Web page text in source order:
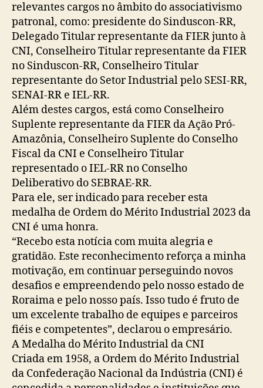
relevantes cargos no âmbito do associativismo
patronal, como: presidente do Sinduscon-RR,
Delegado Titular representante da FIER junto à
CNI, Conselheiro Titular representante da FIER
no Sinduscon-RR, Conselheiro Titular
representante do Setor Industrial pelo SESI-RR,
SENAI-RR e IEL-RR.
Além destes cargos, está como Conselheiro
Suplente representante da FIER da Ação Pró-
Amazônia, Conselheiro Suplente do Conselho
Fiscal da CNI e Conselheiro Titular
representado o IEL-RR no Conselho
Deliberativo do SEBRAE-RR.
Para ele, ser indicado para receber esta
medalha de Ordem do Mérito Industrial 2023 da
CNI é uma honra.
“Recebo esta notícia com muita alegria e
gratidão. Este reconhecimento reforça a minha
motivação, em continuar perseguindo novos
desafios e empreendendo pelo nosso estado de
Roraima e pelo nosso país. Isso tudo é fruto de
um excelente trabalho de equipes e parceiros
fiéis e competentes”, declarou o empresário.
A Medalha do Mérito Industrial da CNI
Criada em 1958, a Ordem do Mérito Industrial
da Confederação Nacional da Indústria (CNI) é